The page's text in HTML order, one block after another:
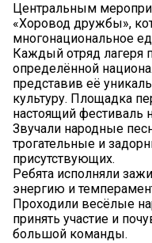
Центральным
«Хоровод дружбы»,
многонациональное
Каждый отряд лагеря
определённой
представив её
культуру. Площадка
настоящий фестиваль
Звучали народные
трогательные и
присутствующих.
Ребята исполняли
энергию и
Проходили весёлые
принять участие и
большой команды.